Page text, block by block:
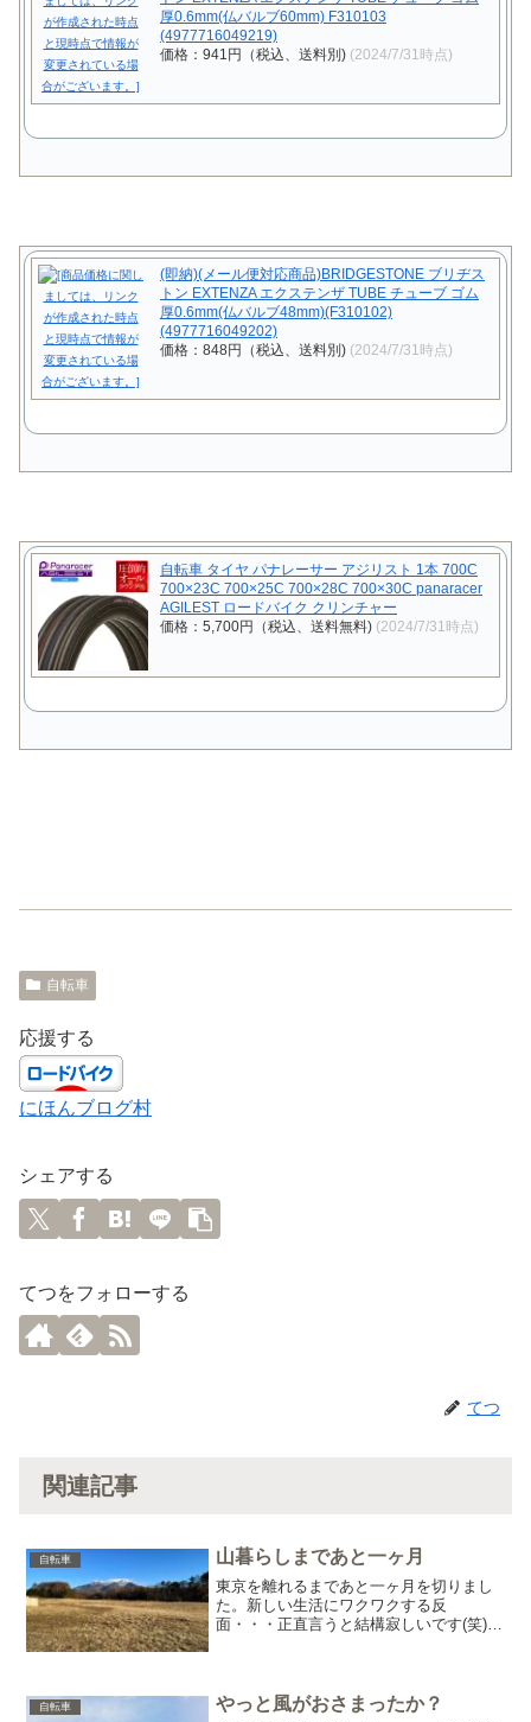
厚0.6mm(仏バルブ60mm) F310103
(4977716049219)
価格：941円（税込、送料別) (2024/7/31時点)
(即納)(メール便対応商品)BRIDGESTONE ブリヂス
トン EXTENZA エクステンザ TUBE チューブ ゴム
厚0.6mm(仏バルブ48mm)(F310102)
(4977716049202)
価格：848円（税込、送料別) (2024/7/31時点)
自転車 タイヤ パナレーサー アジリスト 1本 700C
700×23C 700×25C 700×28C 700×30C panaracer
AGILEST ロードバイク クリンチャー
価格：5,700円（税込、送料無料) (2024/7/31時点)
自転車
応援する
にほんブログ村
シェアする
てつをフォローする
てつ
関連記事
自転車 山暮らしまであと一ヶ月
東京を離れるまであと一ヶ月を切りまし
た。新しい生活にワクワクする反
面・・・正直言うと結構寂しいです(笑)40
と。会おうと思えばいつでも会...
自転車 やっと風がおさまったか？